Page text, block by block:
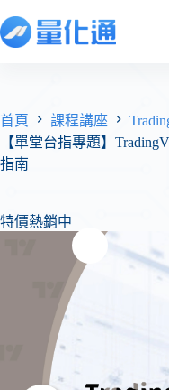
首頁 課程講座
【單堂台指專題】
指南
特價熱銷中